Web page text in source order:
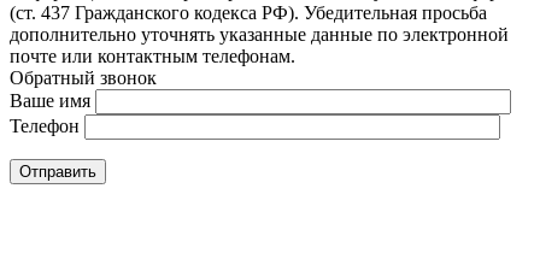
(ст. 437 Гражданского кодекса РФ). Убедительная просьба
дополнительно уточнять указанные данные по электронной
почте или контактным телефонам.
Обратный звонок
Ваше имя
Телефон
Отправить